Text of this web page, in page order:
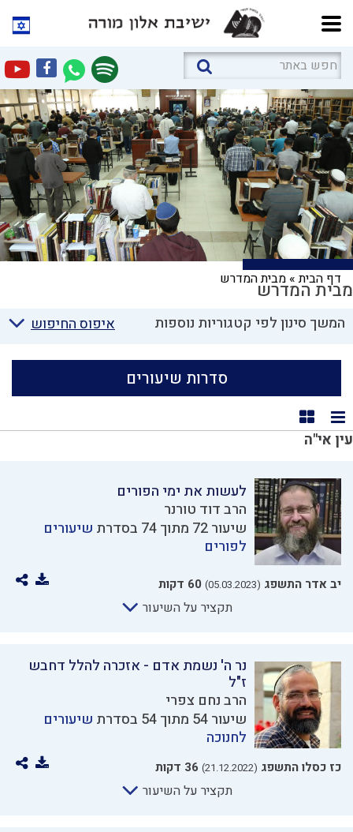
דף הבית» מבית המדרשמבית המדרש
איפוס החיפוש המשך סינון לפי קטגוריות נוספות
סדרות שיעורים
תצוגת רשימה
תצוגת קוביות
עין אי"ה
לעשות את ימי הפורים
הרב דוד טורנר
שיעור 72 מתוך 74 בסדרת
שיעורים
לפורים
יב אדר התשפג (05.03.2023) 60 דקות
תקציר על השיעור
נר ה' נשמת אדם - אזכרה להלל דחבש
ז"ל
הרב נחם צפרי
שיעור 54 מתוך 54 בסדרת
שיעורים
לחנוכה
כז כסלו התשפג (21.12.2022) 36 דקות
תקציר על השיעור